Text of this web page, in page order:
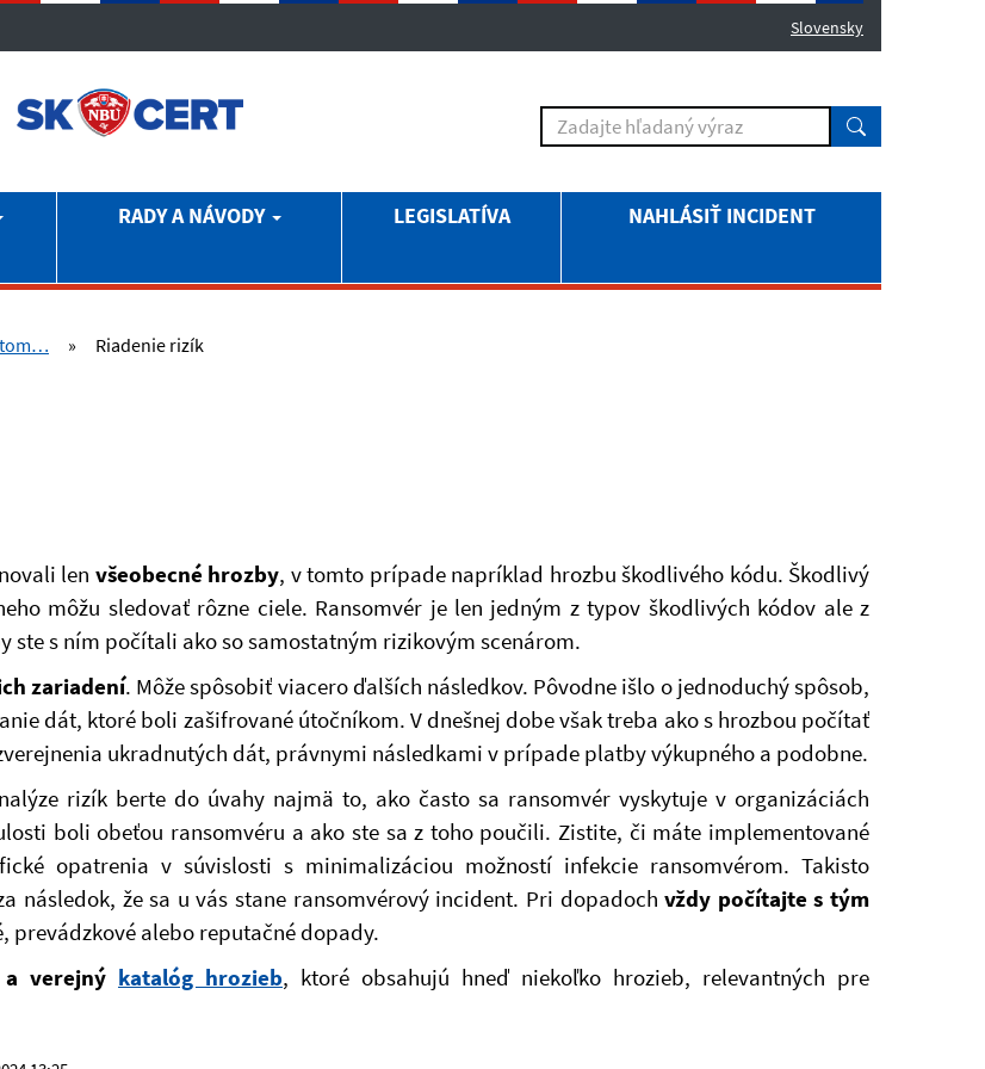
Slovensky
RADY A NÁVODY LEGISLATÍVA NAHLÁSIŤ INCIDENT
» Riadenie rizík
len všeobecné hrozby, v tomto prípade napríklad hrozbu škodlivého kódu. Škodlivý
môžu sledovať rôzne ciele. Ransomvér je len jedným z typov škodlivých kódov ale z
ste s ním počítali ako so samostatným rizikovým scenárom.
zariadení. Môže spôsobiť viacero ďalších následkov. Pôvodne išlo o jednoduchý spôsob,
dát, ktoré boli zašifrované útočníkom. V dnešnej dobe však treba ako s hrozbou počítať
ukradnutých dát, právnymi následkami v prípade platby výkupného a podobne.
rizík berte do úvahy najmä to, ako často sa ransomvér vyskytuje v organizáciách
boli obeťou ransomvéru a ako ste sa z toho poučili. Zistite, či máte implementované
opatrenia v súvislosti s minimalizáciou možností infekcie ransomvérom. Takisto
následok, že sa u vás stane ransomvérový incident. Pri dopadochvždy počítajte s tým
prevádzkové alebo reputačné dopady.
a verejný katalóg hrozieb, ktoré obsahujú hneď niekoľko hrozieb, relevantných pre